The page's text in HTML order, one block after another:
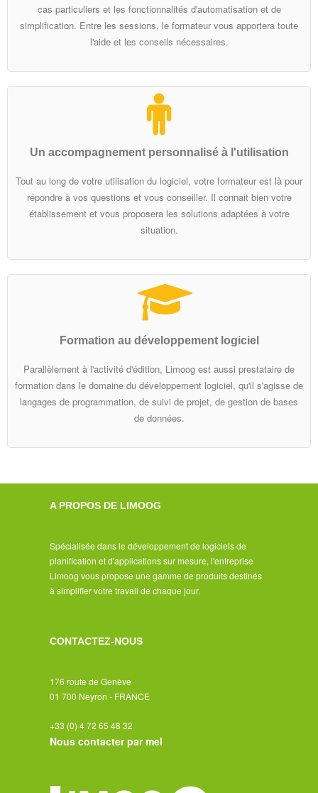
cas particuliers et les fonctionnalités d'automatisation et de
simplification. Entre les sessions, le formateur vous apportera toute
l'aide et les conseils nécessaires.
Un accompagnement personnalisé à l'utilisation
Tout au long de votre utilisation du logiciel, votre formateur est là pour
répondre à vos questions et vous conseiller. Il connait bien votre
établissement et vous proposera les solutions adaptées à votre
situation.
Formation au développement logiciel
Parallèlement à l'activité d'édition, Limoog est aussi prestataire de
formation dans le domaine du développement logiciel, qu'il s'agisse de
langages de programmation, de suivi de projet, de gestion de bases
de données.
A PROPOS DE LIMOOG
Spécialisée dans le développement de logiciels de
planification et d'applications sur mesure, l'entreprise
Limoog vous propose une gamme de produits destinés
à simplifier votre travail de chaque jour.
CONTACTEZ-NOUS
176 route de Genève
01 700 Neyron - FRANCE
+33 (0) 4 72 65 48 32
Nous contacter par mel